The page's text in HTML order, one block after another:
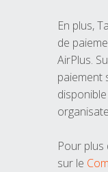
En plus,
de
AirPlus.
paiement
Pour plus
sur le